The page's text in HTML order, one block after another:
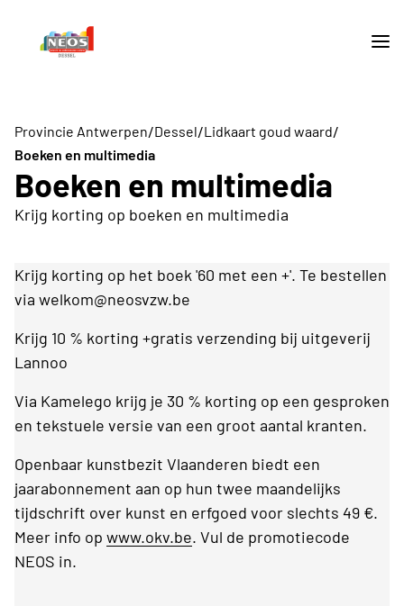
Provincie Antwerpen/Dessel/Lidkaart goud waard/
Boeken en multimedia
Boeken en multimedia
Krijg korting op boeken en multimedia
Krijg korting op het boek '60 met een +'. Te bestellen
via welkom@neosvzw.be
Krijg 10 % korting +gratis verzending bij uitgeverij
Lannoo
Via Kamelego krijg je 30 % korting op een gesproken
en tekstuele versie van een groot aantal kranten.
Openbaar kunstbezit Vlaanderen biedt een
jaarabonnement aan op hun twee maandelijks
tijdschrift over kunst en erfgoed voor slechts 49 €.
Meer info op www.okv.be. Vul de promotiecode
NEOS in.